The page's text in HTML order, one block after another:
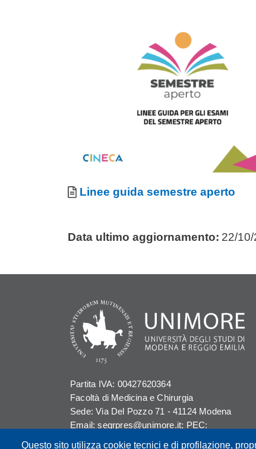
Allegati
Documento
Linee guida semestre aperto
Data ultimo aggiornamento: 22/
Questo sito utilizza cookie tecnici e di profilazione,
Partita IVA: 00427620364
Facoltà di Medicina e Chirurgia
Sede: Via Del Pozzo 71 - 41124 Modena
Email: segrpres@unimore.it; PEC:
segrpres@pec.unimore.it